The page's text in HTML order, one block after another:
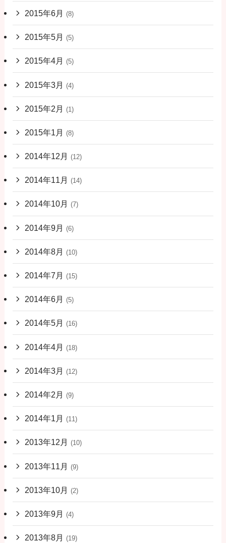
2015年6月 (8)
2015年5月 (5)
2015年4月 (5)
2015年3月 (4)
2015年2月 (1)
2015年1月 (8)
2014年12月 (12)
2014年11月 (14)
2014年10月 (7)
2014年9月 (6)
2014年8月 (10)
2014年7月 (15)
2014年6月 (5)
2014年5月 (16)
2014年4月 (18)
2014年3月 (12)
2014年2月 (9)
2014年1月 (11)
2013年12月 (10)
2013年11月 (9)
2013年10月 (2)
2013年9月 (4)
2013年8月 (19)